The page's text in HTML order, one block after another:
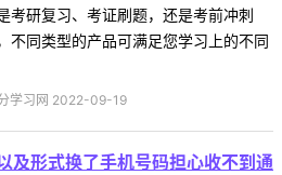
考研复习、考证刷题，还是考前冲刺
不同类型的产品可满足您学习上的不同
学习网 2022-09-19
及形式换了手机号码担心收不到通